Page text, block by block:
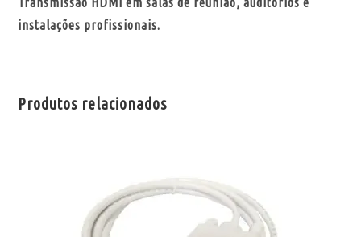
instalações profissionais.
Produtos relacionados